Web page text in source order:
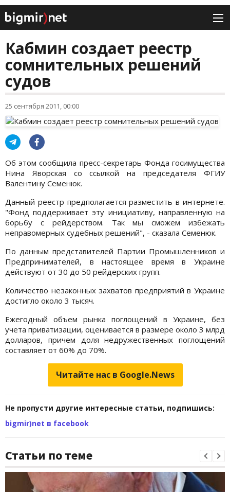
Кабмин создает реестр
сомнительных решений
судов
25 сентября 2011, 00:00
Об этом сообщила пресс-секретарь Фонда госимущества
Нина Яворская со ссылкой на председателя ФГИУ
Валентину Семенюк.
Данный реестр предполагается разместить в интернете.
"Фонд поддерживает эту инициативу, направленную на
борьбу с рейдерством. Так мы сможем избежать
неправомерных судебных решений", - сказала Семенюк.
По данным представителей Партии Промышленников и
Предпринимателей, в настоящее время в Украине
действуют от 30 до 50 рейдерских групп.
Количество незаконных захватов предприятий в Украине
достигло около 3 тысяч.
Ежегодный объем рынка поглощений в Украине, без
учета приватизации, оценивается в размере около 3 млрд
долларов, причем доля недружественных поглощений
составляет от 60% до 70%.
Читайте нас в Google.News
Не пропусти другие интересные статьи, подпишись:
bigmir)net в facebook
Статьи по теме